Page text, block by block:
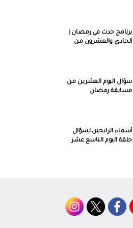
برنامج حدث في رمضان |
الحادي والعشرون من
سؤال اليوم العشرين من
مسابقة رمضان
أسماء الرابحين لسؤال
حلقة اليوم التاسع عشر
والعشرين